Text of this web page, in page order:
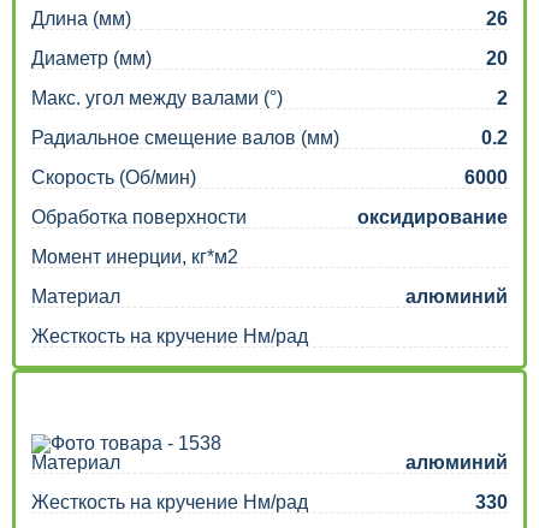
Длина (мм)
26
Диаметр (мм)
20
Макс. угол между валами (°)
2
Радиальное смещение валов (мм)
0.2
Скорость (Об/мин)
6000
Обработка поверхности
оксидирование
Момент инерции, кг*м2
Материал
алюминий
Жесткость на кручение Нм/рад
Материал
алюминий
Жесткость на кручение Нм/рад
330